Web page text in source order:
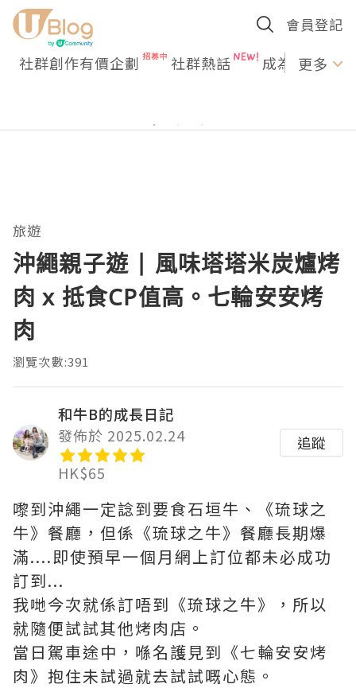
會員登記
社群創作有價企劃 社群熱話 成為U更多
旅遊
沖繩親子遊 | 風味塔塔米炭爐烤
肉 x 抵食CP值高。七輪安安烤
肉
瀏覽次數:391
和牛B的成長日記
發佈於 2025.02.24
HK$65
追蹤
嚟到沖繩一定諗到要食石垣牛、《琉球之
牛》餐廳，但係《琉球之牛》餐廳長期爆
滿....即使預早一個月網上訂位都未必成功
訂到...
我哋今次就係訂唔到《琉球之牛》，所以
就隨便試試其他烤肉店。
當日駕車途中，喺名護見到《七輪安安烤
肉》抱住未試過就去試試嘅心態。